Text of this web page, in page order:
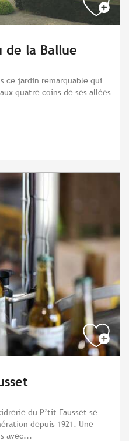
de la Ballue
ce jardin remarquable qui
quatre coins de ses allées
du P’tit Fausset se
depuis 1921. Une
avec...